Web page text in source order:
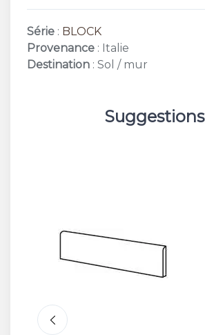
Série : BLOCK
Provenance : Italie
Destination : Sol / mur
Suggestions